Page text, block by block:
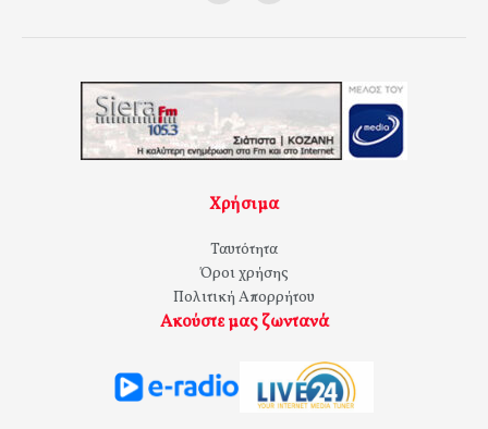
Χρήσιμα
Ταυτότητα
Όροι χρήσης
Πολιτική Απορρήτου
Ακούστε μας ζωντανά